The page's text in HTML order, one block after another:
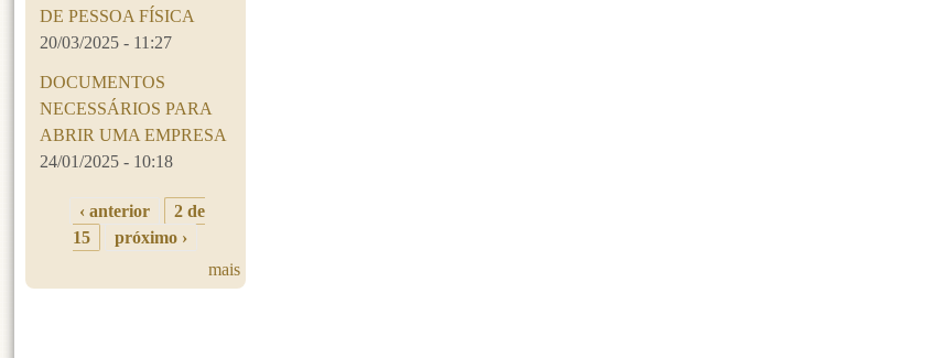
DE PESSOA FÍSICA
20/03/2025 - 11:27
DOCUMENTOS
NECESSÁRIOS PARA
ABRIR UMA EMPRESA
24/01/2025 - 10:18
‹ anterior
2 de
15
próximo ›
mais